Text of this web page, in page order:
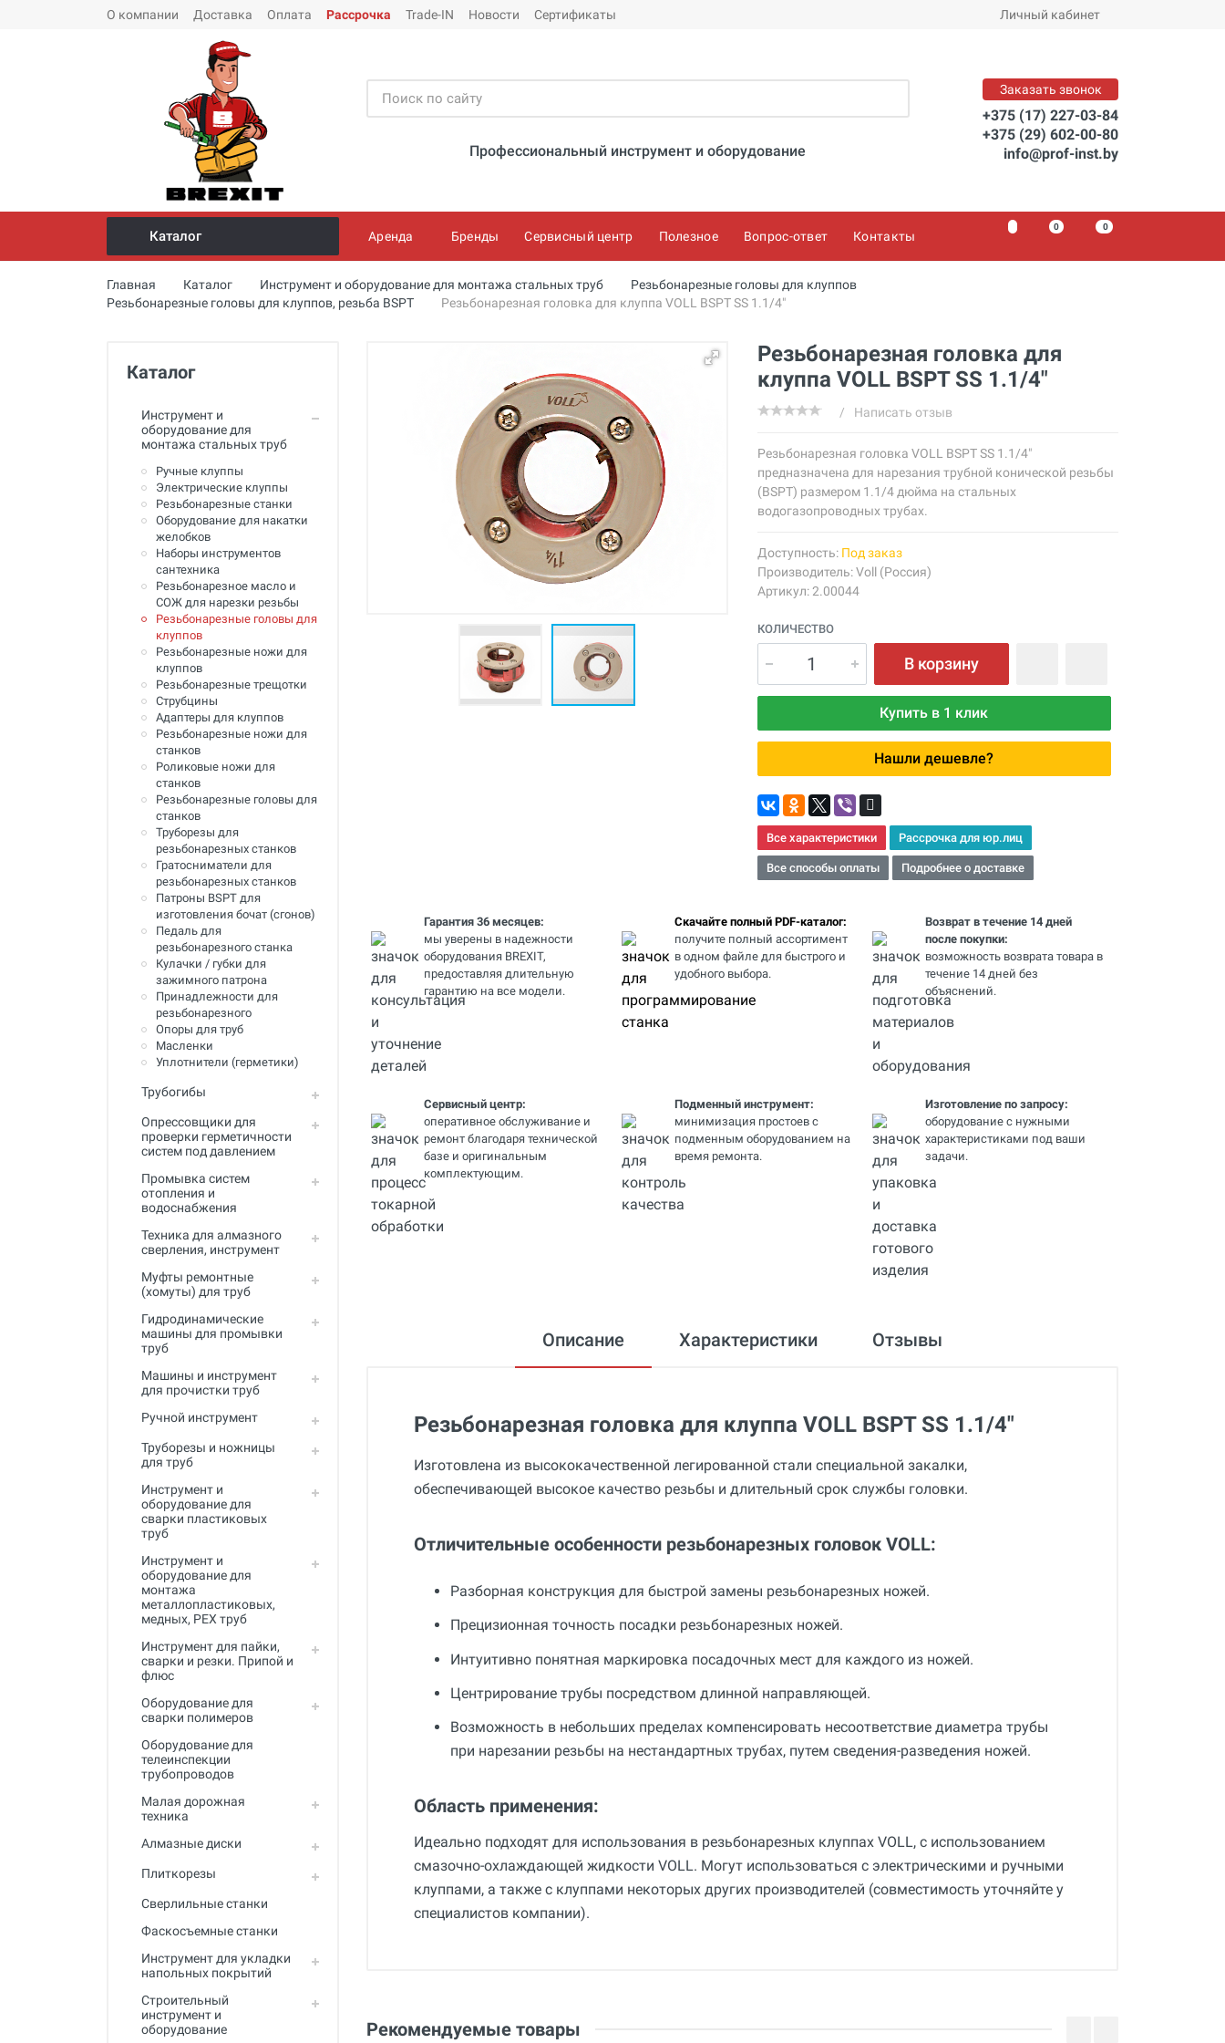
О компании Доставка Оплата Рассрочка Trade-IN Новости Сертификаты Личный кабинет
Профессиональный инструмент и оборудование
Заказать звонок
+375 (17) 227-03-84
+375 (29) 602-00-80
info@prof-inst.by
Инструмент и оборудование для
монтажа стальных труб
герметичности систем под
Промывка систем отопления и
водоснабжения
Техника для алмазного
сверления, инструмент
Муфты ремонтные (хомуты) для
Гидродинамические машины
для промывки труб
Машины и инструмент для
прочистки труб
Ручной инструмент
Труборезы и ножницы для труб
Инструмент и оборудование для
сварки пластиковых труб
Инструмент и оборудование для
монтажа металлопластиковых,
медных, PEX труб
Инструмент для пайки, сварки и
резки. Припой и флюс
Оборудование для сварки
полимеров
Оборудование для
телеинспекции трубопроводов
Малая дорожная техника
Алмазные диски
Плиткорезы
Сверлильные станки
Инструмент для укладки
напольных покрытий
Строительный инструмент и
оборудование
Полный каталог
Каталог Аренда Бренды Сервисный центр Полезное Вопрос-ответ Контакты
0 00
Главная Каталог Инструмент и оборудование для монтажа стальных труб
Резьбонарезные головы для клуппов
Резьбонарезные головы для клуппов, резьба BSPT
Резьбонарезная головка для клуппа VOLL BSPT SS 1.1/4"
Каталог
Инструмент и
оборудование для
монтажа стальных труб
Ручные клуппы
Электрические клуппы
Резьбонарезные станки
Оборудование для накатки
желобков
Наборы инструментов
сантехника
Резьбонарезное масло и
СОЖ для нарезки резьбы
Резьбонарезные головы для
клуппов
Резьбонарезные ножи для
клуппов
Резьбонарезные трещотки
Струбцины
Адаптеры для клуппов
Резьбонарезные ножи для
станков
Роликовые ножи для
станков
Резьбонарезные головы для
станков
Труборезы для
резьбонарезных станков
Гратосниматели для
резьбонарезных станков
Патроны BSPT для
изготовления бочат (сгонов)
Педаль для
резьбонарезного станка
Кулачки / губки для
зажимного патрона
Принадлежности для
резьбонарезного
Опоры для труб
Масленки
Уплотнители (герметики)
Трубогибы
Опрессовщики для
проверки герметичности
систем под давлением
Промывка систем
отопления и
водоснабжения
Техника для алмазного
сверления, инструмент
Муфты ремонтные
(хомуты) для труб
Гидродинамические
машины для промывки
труб
Машины и инструмент
для прочистки труб
Ручной инструмент
Труборезы и ножницы
для труб
Инструмент и
оборудование для
сварки пластиковых
труб
Инструмент и
оборудование для
монтажа
металлопластиковых,
медных, PEX труб
Инструмент для пайки,
сварки и резки. Припой и
флюс
Оборудование для
сварки полимеров
Оборудование для
телеинспекции
трубопроводов
Малая дорожная
техника
Алмазные диски
Плиткорезы
Сверлильные станки
Фаскосъемные станки
Инструмент для укладки
напольных покрытий
Строительный
инструмент и
оборудование
Резьбонарезная головка для
клуппа VOLL BSPT SS 1.1/4"
/ Написать отзыв
Резьбонарезная головка VOLL BSPT SS 1.1/4"
предназначена для нарезания трубной конической резьбы
(BSPT) размером 1.1/4 дюйма на стальных
водогазопроводных трубах.
Доступность: Под заказ
Производитель:Voll (Россия)
Артикул: 2.00044
КОЛИЧЕСТВО
В корзину
Купить в 1 клик
Нашли дешевле?
Все характеристики Рассрочка для юр.лиц
Все способы оплаты Подробнее о доставке
Гарантия 36 месяцев:
мы уверены в надежности
оборудования BREXIT,
предоставляя длительную
гарантию на все модели.
Скачайте полный PDF-каталог:
получите полный ассортимент
в одном файле для быстрого и
удобного выбора.
Возврат в течение 14 дней
после покупки:
возможность возврата товара в
течение 14 дней без
объяснений.
Сервисный центр:
оперативное обслуживание и
ремонт благодаря технической
базе и оригинальным
комплектующим.
Подменный инструмент:
минимизация простоев с
подменным оборудованием на
время ремонта.
Изготовление по запросу:
оборудование с нужными
характеристиками под ваши
задачи.
Описание Характеристики Отзывы
Резьбонарезная головка для клуппа VOLL BSPT SS 1.1/4"
Изготовлена из высококачественной легированной стали специальной закалки,
обеспечивающей высокое качество резьбы и длительный срок службы головки.
Отличительные особенности резьбонарезных головок VOLL:
Разборная конструкция для быстрой замены резьбонарезных ножей.
Прецизионная точность посадки резьбонарезных ножей.
Интуитивно понятная маркировка посадочных мест для каждого из ножей.
Центрирование трубы посредством длинной направляющей.
Возможность в небольших пределах компенсировать несоответствие диаметра трубы
при нарезании резьбы на нестандартных трубах, путем сведения-разведения ножей.
Область применения:
Идеально подходят для использования в резьбонарезных клуппах VOLL, с использованием
смазочно-охлаждающей жидкости VOLL. Могут использоваться с электрическими и ручными
клуппами, а также с клуппами некоторых других производителей (совместимость уточняйте у
специалистов компании).
Бренд
Рекомендуемые товары